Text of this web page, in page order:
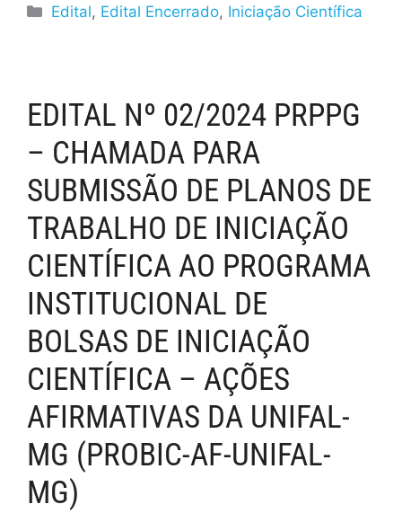
Edital, Edital Encerrado, Iniciação Científica
EDITAL Nº 02/2024 PRPPG
– CHAMADA PARA
SUBMISSÃO DE PLANOS DE
TRABALHO DE INICIAÇÃO
CIENTÍFICA AO PROGRAMA
INSTITUCIONAL DE
BOLSAS DE INICIAÇÃO
CIENTÍFICA – AÇÕES
AFIRMATIVAS DA UNIFAL-
MG (PROBIC-AF-UNIFAL-
MG)